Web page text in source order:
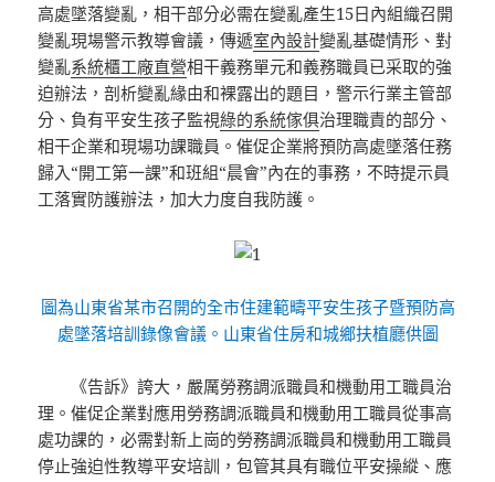
高處墜落變亂，相干部分必需在變亂產生15日內組織召開
變亂現場警示教導會議，傳遞室內設計變亂基礎情形、對
變亂系統櫃工廠直營相干義務單元和義務職員已采取的強
迫辦法，剖析變亂緣由和裸露出的題目，警示行業主管部
分、負有平安生孩子監視綠的系統傢俱治理職責的部分、
相干企業和現場功課職員。催促企業將預防高處墜落任務
歸入“開工第一課”和班組“晨會”內在的事務，不時提示員
工落實防護辦法，加大力度自我防護。
圖為山東省某市召開的全市住建範疇平安生孩子暨預防高
處墜落培訓錄像會議。山東省住房和城鄉扶植廳供圖
《告訴》誇大，嚴厲勞務調派職員和機動用工職員治
理。催促企業對應用勞務調派職員和機動用工職員從事高
處功課的，必需對新上崗的勞務調派職員和機動用工職員
停止強迫性教導平安培訓，包管其具有職位平安操縱、應